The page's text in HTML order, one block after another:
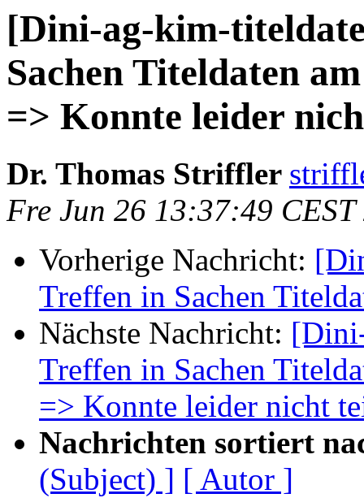
[Dini-ag-kim-
Sachen Titeldaten
=> Konnte leider
Dr. Thomas Striffler
Fre Jun 26 13:37:49 CEST
Vorherige Nachricht:
Treffen in Sachen
Nächste Nachricht:
Treffen in Sachen
=> Konnte leider nicht
Nachrichten sortiert
(Subject) ] [ Autor ]